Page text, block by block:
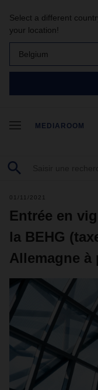
Select a different
your location!
Belgium
MEDIAROOM
01/11/2021
Entrée en
la BEHG
Allemagne à